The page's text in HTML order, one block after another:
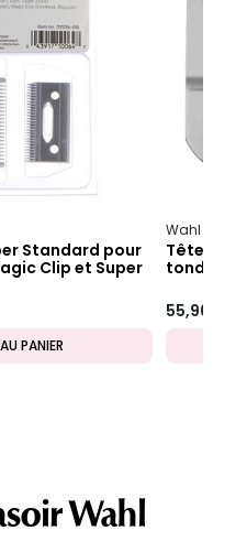
Standard pour
Clip et Super
PANIER
Wahl
Tête de
tondeuse
55,96 €
Wahl